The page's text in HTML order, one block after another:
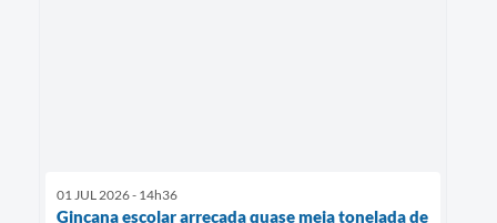
01 JUL 2026 - 14h36
Gincana escolar arrecada quase meia tonelada de